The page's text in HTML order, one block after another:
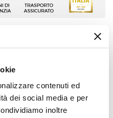
contenuti ed
dei social media e per
inoltre